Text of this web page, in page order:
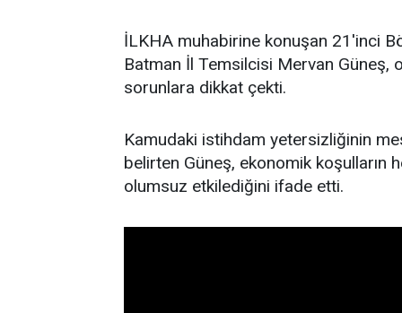
İLKHA muhabirine konuşan 21'inci
Batman İl Temsilcisi Mervan Güneş,
sorunlara dikkat çekti.
Kamudaki istihdam yetersizliğinin
belirten Güneş, ekonomik koşulların
olumsuz etkilediğini ifade etti.